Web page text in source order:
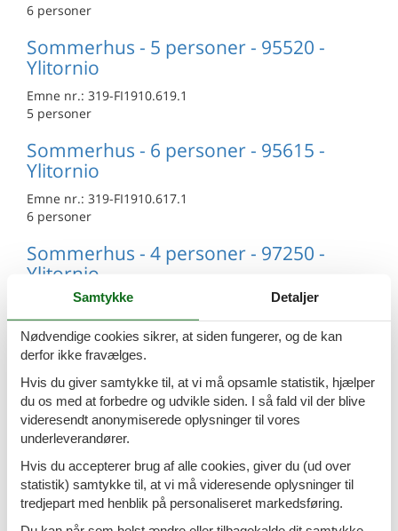
6 personer
Sommerhus - 5 personer - 95520 -
Ylitornio
Emne nr.: 319-FI1910.619.1
5 personer
Sommerhus - 6 personer - 95615 -
Ylitornio
Emne nr.: 319-FI1910.617.1
6 personer
Sommerhus - 4 personer - 97250 -
Ylitornio
Emne nr.:319-FI1910.614.1
4 personer
Sommerhus - 6 personer - 97250 -
Ylitornio
Emne nr.:319-FI1910.615.1
6 personer
Sommerhus - 6 personer - 97250 -
Ylitornio
Emne nr.:319-FI1910.601.1
6 personer
Samtykke Detaljer
Nødvendige cookies sikrer, at siden fungerer, og de kan
derfor ikke fravælges.
Hvis du giver samtykke til, at vi må opsamle statistik, hjælper
du os med at forbedre og udvikle siden. I så fald vil der blive
videresendt anonymiserede oplysninger til vores
underleverandører.
Hvis du accepterer brug af alle cookies, giver du (ud over
statistik) samtykke til, at vi må videresende oplysninger til
tredjepart med henblik på personaliseret markedsføring.